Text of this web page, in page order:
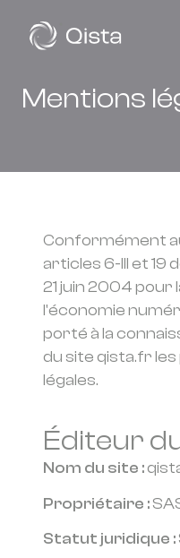
Mentions
Conformément
articles 6-III et 19
21 juin 2004 pour
l'économie
porté à la
du site qista.fr
légales.
Éditeur
Nom du site :
Propriétaire :
Statut juridique :